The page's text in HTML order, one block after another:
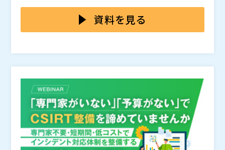
限られた人員で情シス業務を担っており、本格的なITS
Mツールはまだ早いと感じている方 ・Excelやメール中
心の管理から脱却し、対応状況や履歴を一元管理したい
ント、変更、リリースなどのITSM業務を段階的に整え
たい方 ・kintoneを導入済みで、情シス業務への活用
を広げたい方
AJS株式会社（）
※共催、協賛、協力、講演企業は将来的に追加、削除さ
れる可能性があります。
的な業務に時間を割きづらくなります。
対応すべきかが担当者以外には分かりづらい状態では、
抜け漏れや対応遅れが起きやすくなります。こうした属
く、負荷の集中による疲弊や、離職リスクの高まりにも
つながりかねません。
の記憶や個別対応に頼る運用から、仕組みで回る運用へ
変える考え方を解説します。PFUの「情シスのOTOMO
と、IT運用のプロであるPFUによる運用支援を組み合わ
せることで、属人化を解消し、手順のばらつき・対応漏
れを防ぎながら、安定した運用品質の実現を支援しま
す。SaaS導入や運用代行にとどまらず、デバイス運用
の定着・改善までを支援し、少人数でも継続的に回せる
運用体制づくりのポイントをお伝えします。
マジセミ株式会社（）
※共催、協賛、協力、講演企業は将来的に追加、削除さ
れる可能性があります。
資料を見る